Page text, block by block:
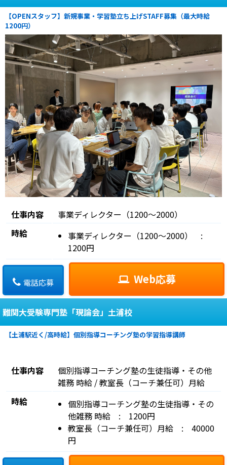
【OPENスタッフ】新規事業・学習塾立ち上げSTAFF募集（最大時給
1200円）
仕事内容
事業ディレクター（1200〜2000）
時給
事業ディレクター（1200〜2000） :
1200円
電話応募 Web応募
難関大受験専門塾「現論会」土浦校
【土浦駅近く/高時給】個別指導コーチング塾の学習指導講師
仕事内容
個別指導コーチング塾の生徒指導・その他
雑務 時給 / 教室長（コーチ兼任可）月給
時給
個別指導コーチング塾の生徒指導・その
他雑務 時給 : 1200円
教室長（コーチ兼任可）月給 : 40000
円